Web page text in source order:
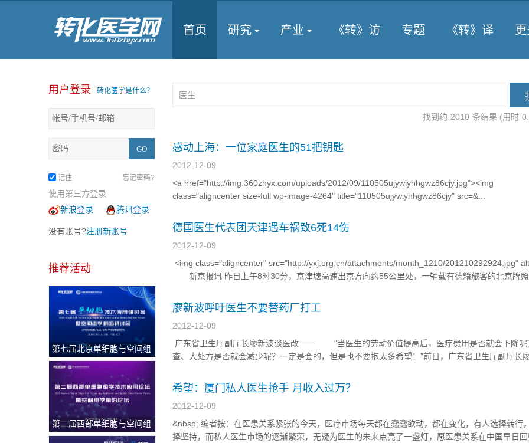
首页 研究 产业 《转》访 专题 《转》译
用户登录 转化医学是什么？
记住 忘记密码?
使用第三方登录
新浪登录
腾讯登录
没有账号?注册新账号
推荐活动
第七届北京单细胞与空间组
学研讨会
第二届西部单细胞与空间组
学论坛
找到约 2010 条结果 (用时
感动上海：一位家庭医生的51把钥匙
2012-12-09
<a href="http://img.360zhyx.com/uploads/2012/09/110505ujywiyhhgwz86cjy.jpg"><img
class="aligncenter size-full wp-image-4264" title="110505ujywiyhhgwz86cjy" src=&...
德国医生代表团天津遇车祸致6死14伤
2012-12-09
<img class="aligncenter" src="http://yxj.org.cn/attachments/month_1210/201210292924.jpg"
新京报讯 昨日上午8时30分，京津塘高速出京方向约55公里处，一辆载有德籍旅客的北京牌
廖新波呼吁医生不要替药厂打工
2012-12-09
广东省卫生厅副厅长廖新波谈医改—— “当医生的劳动价值提高后，医疗费用是否就会下降呢
查、大处方是否就会减少呢？一定是会的，但是也不要抱太多希望！”前日，广东省卫生厅副厅长
呼吁政府提升医疗的公益性，建立大病救助机制。 <!--more--> <br...
希望：厦门私人医生抢手 月收入过万？
2012-12-09
&nbsp; 编者按：在医患关系紧张的今天，医疗市场每天都在蠢蠢欲动，都在变化，有人选择转行
择坚持，而私人医生市场的逐渐繁荣，无疑为医生的未来点亮了一盏灯，愿医患关系在中国早日